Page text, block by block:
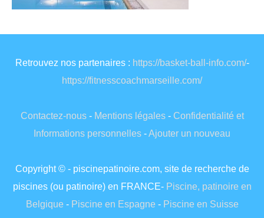
Retrouvez nos partenaires : https://basket-ball-info.com/-
https://fitnesscoachmarseille.com/
Contactez-nous- Mentions légales- Confidentialité et
Informations personnelles -Ajouter un nouveau
Copyright © - piscinepatinoire.com, site de recherche de
piscines (ou patinoire) en FRANCE- Piscine, patinoire en
Belgique- Piscine en Espagne- Piscine en Suisse